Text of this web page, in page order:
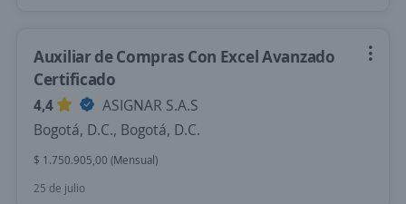
Auxiliar de Compras Con Excel Avanzado
Certificado
4,4
ASIGNAR S.A.S
Bogotá, D.C., Bogotá, D.C.
$ 1.750.905,00 (Mensual)
25 de julio